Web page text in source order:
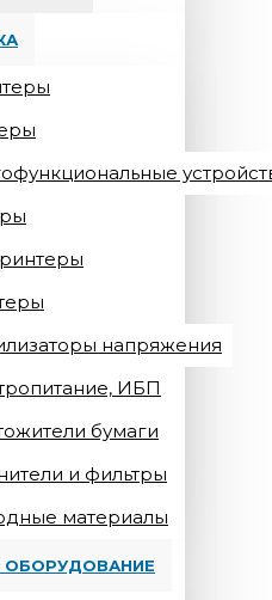
напряжения
ИБП
бумаги
и фильтры
материалы
ОБОРУДОВАНИЕ